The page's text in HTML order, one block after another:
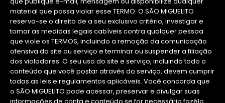
material que possa violar esse TERMO. O SÃO MIGUELITO
reserva-se o direito de a seu exclusivo critério, investigar e
tomar as medidas legais cabíveis contra qualquer pessoa
que viole os TERMOS, incluindo a remoção da comunicação
ofensiva do site ou serviço e terminar ou suspender a filiação
dos violadores. O seu uso do site e serviço, incluindo todo o
conteúdo que você postar através do serviço, devem cumprir
todas as leis e regulamentos aplicáveis. Você concorda que
o SÃO MIGUELITO pode acessar, preservar e divulgar suas